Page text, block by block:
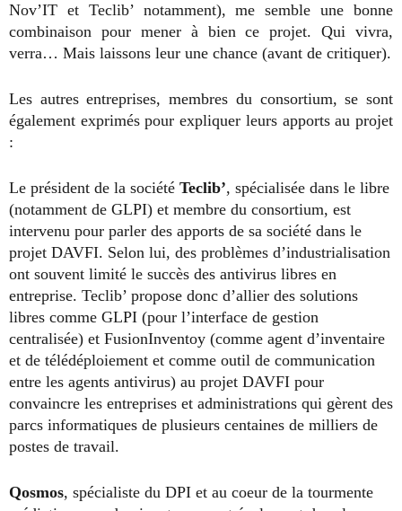
Nov’IT et Teclib’ notamment), me semble une bonne
combinaison pour mener à bien ce projet. Qui vivra,
verra… Mais laissons leur une chance (avant de critiquer).
Les autres entreprises, membres du consortium, se sont
également exprimés pour expliquer leurs apports au projet
:
Le président de la société Teclib’, spécialisée dans le libre
(notamment de GLPI) et membre du consortium, est
intervenu pour parler des apports de sa société dans le
projet DAVFI. Selon lui, des problèmes d’industrialisation
ont souvent limité le succès des antivirus libres en
entreprise. Teclib’ propose donc d’allier des solutions
libres comme GLPI (pour l’interface de gestion
centralisée) et FusionInventoy (comme agent d’inventaire
et de télédéploiement et comme outil de communication
entre les agents antivirus) au projet DAVFI pour
convaincre les entreprises et administrations qui gèrent des
parcs informatiques de plusieurs centaines de milliers de
postes de travail.
Qosmos, spécialiste du DPI et au coeur de la tourmente